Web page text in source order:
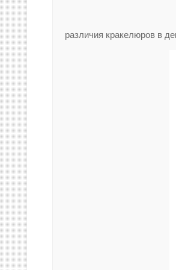
различия кракелюров в